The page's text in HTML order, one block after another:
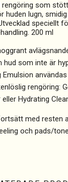
rengöring som
huden lugn,
speciellt
200 ml
hud som inte är
Emulsion
rengöring:
Hydrating
med resten
och pads/